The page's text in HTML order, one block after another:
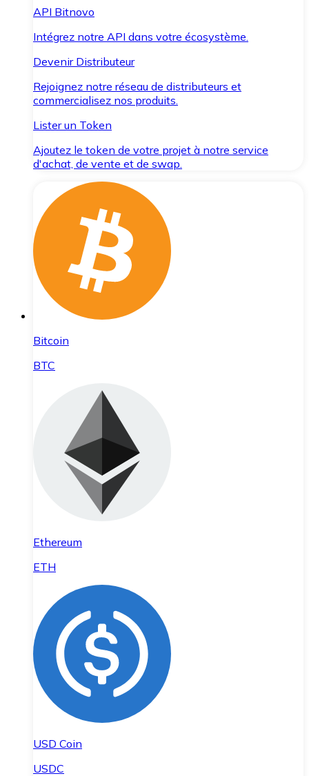
API Bitnovo
Intégrez notre API dans votre écosystème.
Devenir Distributeur
Rejoignez notre réseau de distributeurs et
commercialisez nos produits.
Lister un Token
Ajoutez le token de votre projet à notre service
d'achat, de vente et de swap.
Bitcoin
BTC
Ethereum
ETH
USD Coin
USDC